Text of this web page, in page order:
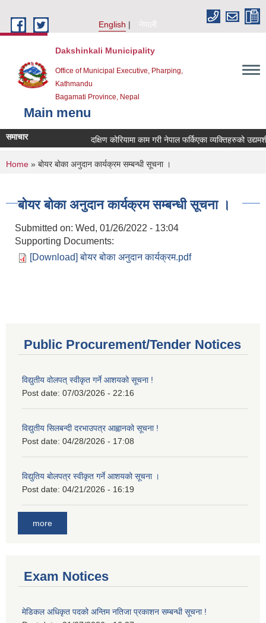
English
नेपाली
Dakshinkali Municipality
Office of Municipal Executive, Pharping,
Kathmandu
Bagamati Province, Nepal
Main menu
समाचार दक्षिण कोरियामा काम गरी नेपाल फर्किएका व्यक्तिहरुको
You are here
Home » बोयर बोका अनुदान कार्यक्रम सम्बन्धी सूचना ।
बोयर बोका अनुदान कार्यक्रम सम्बन्धी सूचना ।
Submitted on: Wed, 01/26/2022 - 13:04
Supporting Documents:
[Download] बोयर बोका अनुदान कार्यक्रम.pdf
Public Procurement/Tender Notices
विद्युतीय वोलपत् स्वीकृत गर्ने आशयको सूचना !
Post date: 07/03/2026 - 22:16
विद्युतीय सिलबन्दी दरभाउपत्र आह्वानको सूचना !
Post date: 04/28/2026 - 17:08
विद्युतिय बोलपत्र स्वीकृत गर्ने आशयको सूचना ।
Post date: 04/21/2026 - 16:19
more
Exam Notices
मेडिकल अधिकृत पदको अन्तिम नतिजा प्रकाशन सम्बन्धी सूचना !